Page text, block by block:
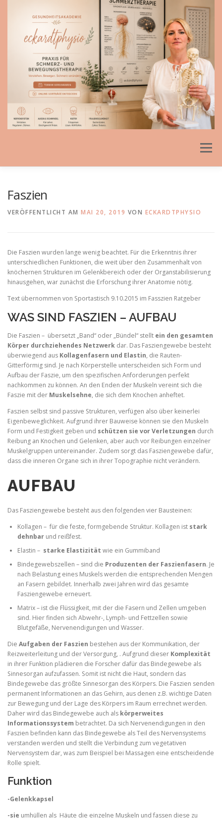
Menü
Faszien
VERÖFFENTLICHT AM MAI 20, 2019 VON ECKARDTPHYSIO
Die Faszien wurden lange wenig beachtet. Für die Erkenntnis ihrer
unterschiedlichen Funktionen, die weit über den Zusammenhalt von
knöchernen Strukturen im Gelenkbereich oder der Organstabilisierung
hinausgehen, war zunächst die Erforschung ihrer Anatomie nötig.
Text übernommen von Sportastisch 9.10.2015 im Fasszien Ratgeber
WAS SIND FASZIEN – AUFBAU
Die Faszien – übersetzt „Band“ oder „Bündel“ stellt ein den gesamten
Körper durchziehendes Netzwerk dar. Das Fasziengewebe besteht
überwiegend aus Kollagenfasern und Elastin, die Rauten-
Gitterförmig sind. Je nach Körperstelle unterscheiden sich Form und
Aufbau der Faszie, um den spezifischen Anforderungen perfekt
nachkommen zu können. An den Enden der Muskeln vereint sich die
Faszie mit der Muskelsehne, die sich dem Knochen anheftet.
Faszien selbst sind passive Strukturen, verfügen also über keinerlei
Eigenbeweglichkeit. Aufgrund ihrer Bauweise können sie den Muskeln
Form und Festigkeit geben und schützen sie vor Verletzungen durch
Reibung an Knochen und Gelenken, aber auch vor Reibungen einzelner
Muskelgruppen untereinander. Zudem sorgt das Fasziengewebe dafür,
dass die inneren Organe sich in ihrer Topographie nicht verändern.
AUFBAU
Das Fasziengewebe besteht aus den folgenden vier Bausteinen:
Kollagen – für die feste, formgebende Struktur. Kollagen ist stark
dehnbar und reißfest.
Elastin – starke Elastizität wie ein Gummiband
Bindegewebszellen – sind die Produzenten der Faszienfasern. Je
nach Belastung eines Muskels werden die entsprechenden Mengen
an Fasern gebildet. Innerhalb zwei Jahren wird das gesamte
Fasziengewebe erneuert.
Matrix – ist die Flüssigkeit, mit der die Fasern und Zellen umgeben
sind. Hier finden sich Abwehr-, Lymph- und Fettzellen sowie
Blutgefäße, Nervenendigungen und Wasser.
Die Aufgaben der Faszien bestehen aus der Kommunikation, der
Reizweiterleitung und der Versorgung, . Aufgrund dieser Komplexität
in ihrer Funktion plädieren die Forscher dafür das Bindegewebe als
Sinnesorgan aufzufassen. Somit ist nicht die Haut, sondern das
Bindegewebe das größte Sinnesorgan des Körpers. Die Faszien senden
permanent Informationen an das Gehirn, aus denen z.B. wichtige Daten
zur Bewegung und der Lage des Körpers im Raum errechnet werden.
Daher wird das Bindegewebe auch als körperweites
Informationssystem betrachtet. Da sich Nervenendigungen in den
Faszien befinden kann das Bindegewebe als Teil des Nervensystems
verstanden werden und stellt die Verbindung zum vegetativen
Nervensystem dar, was zum Beispiel bei Massagen eine entscheidende
Rolle spielt.
Funktion
-Gelenkkapsel
-sie umhüllen als Häute die einzelne Muskeln und fassen diese zu